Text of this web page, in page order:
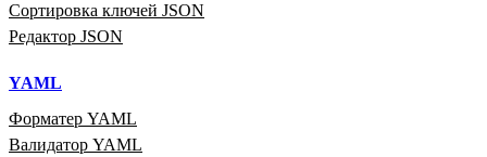
Сортировка ключей JSON
Редактор JSON
YAML
Форматер YAML
Валидатор YAML